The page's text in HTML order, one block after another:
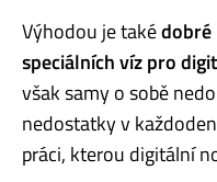
Výhodou je takédobré
speciálních víz pro
však samy o sobě
nedostatky v
práci, kterou digitální